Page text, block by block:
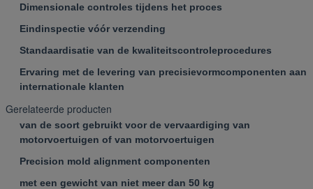
Dimensionale controles tijdens het proces
Eindinspectie vóór verzending
Standaardisatie van de kwaliteitscontroleprocedures
Ervaring met de levering van precisievormcomponenten aan
internationale klanten
Gerelateerde producten
van de soort gebruikt voor de vervaardiging van
motorvoertuigen of van motorvoertuigen
Precision mold alignment componenten
met een gewicht van niet meer dan 50 kg